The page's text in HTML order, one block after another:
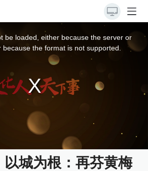
be loaded, either because the server or
because the format is not supported.
以城为根：再芬黄梅